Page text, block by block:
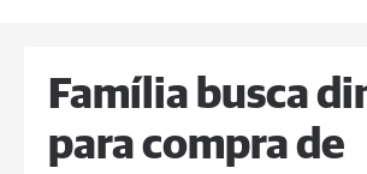
Família busca
para compra de